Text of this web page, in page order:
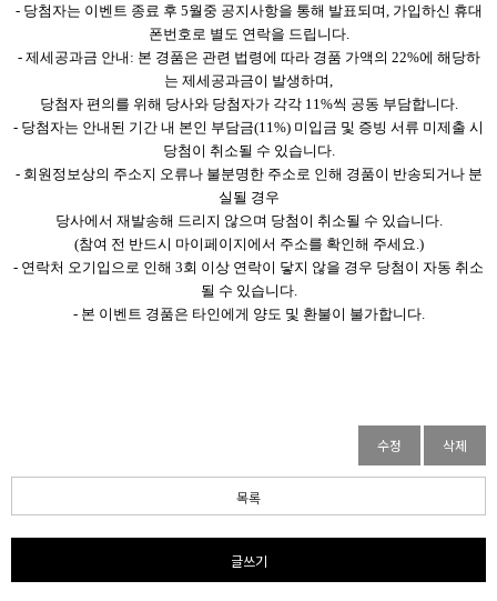
- 당첨자는 이벤트 종료 후 5월중 공지사항을 통해 발표되며, 가입하신 휴대
폰번호로 별도 연락을 드립니다.
- 제세공과금 안내: 본 경품은 관련 법령에 따라 경품 가액의 22%에 해당하
는 제세공과금이 발생하며,
당첨자 편의를 위해 당사와 당첨자가 각각 11%씩 공동 부담합니다.
- 당첨자는 안내된 기간 내 본인 부담금(11%) 미입금 및 증빙 서류 미제출 시
당첨이 취소될 수 있습니다.
- 회원정보상의 주소지 오류나 불분명한 주소로 인해 경품이 반송되거 나 분
실될 경우
당사에서 재발송해 드리지 않으며 당첨이 취소될 수 있습니다.
(참여 전 반드시 마이페이지에서 주소를 확인해 주세요.)
- 연락처 오기입으로 인해 3회 이상 연락이 닿지 않을 경우 당첨이 자동 취소
될 수 있습니다.
- 본 이벤트 경품은 타인에게 양도 및 환불이 불가합니다.
수정 삭제
목록
글쓰기